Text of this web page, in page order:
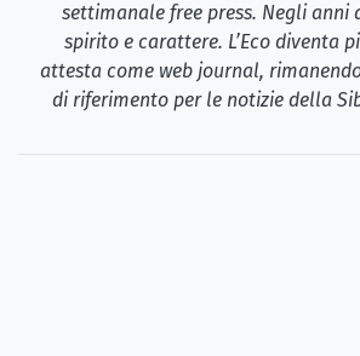
settimanale free press. Negli anni
spirito e carattere. L’Eco diventa
attesta come web journal,
di riferimento per le notizie della